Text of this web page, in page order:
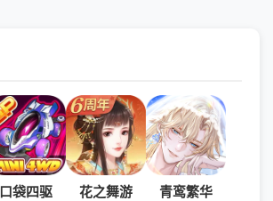
口袋四驱 花之舞游 青鸾繁华